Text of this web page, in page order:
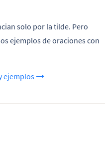
solo por la tilde. Pero
ejemplos de oraciones con
ejemplos